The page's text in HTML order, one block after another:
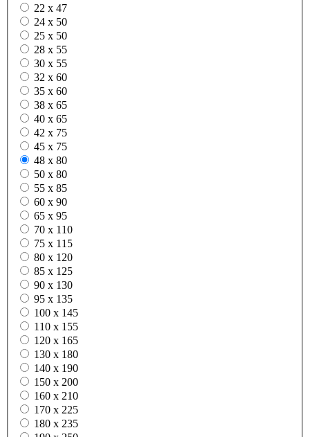
22 x 47
24 x 50
25 x 50
28 x 55
30 x 55
32 x 60
35 x 60
38 x 65
40 x 65
42 x 75
45 x 75
48 x 80
50 x 80
55 x 85
60 x 90
65 x 95
70 x 110
75 x 115
80 x 120
85 x 125
90 x 130
95 x 135
100 x 145
110 x 155
120 x 165
130 x 180
140 x 190
150 x 200
160 x 210
170 x 225
180 x 235